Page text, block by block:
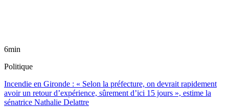
6min
Politique
Incendie en Gironde : « Selon la préfecture, on devrait rapidement
avoir un retour d’expérience, sûrement d’ici 15 jours », estime la
sénatrice Nathalie Delattre